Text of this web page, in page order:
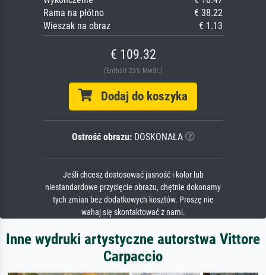
Rama na płótno
€ 38.22
Wieszak na obraz
€ 1.13
€ 109.32
(Enthält 23% MwSt.)
Dodaj do koszyka
Ostrość obrazu:DOSKONAŁA
Jeśli chcesz dostosować jasność i kolor lub
niestandardowe przycięcie obrazu, chętnie dokonamy
tych zmian bez dodatkowych kosztów. Proszę nie
wahaj się skontaktować z nami.
Inne wydruki artystyczne autorstwa Vittore
Carpaccio